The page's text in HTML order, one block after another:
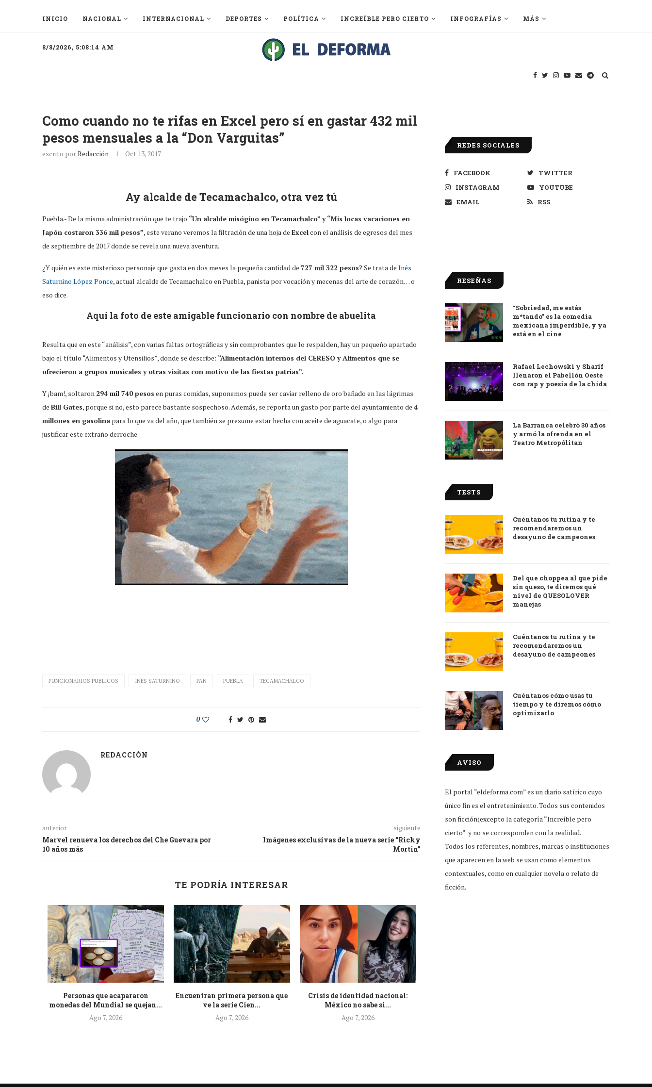
INICIO NACIONAL INTERNACIONAL DEPORTES POLÍTICA INCREÍBLE PERO CIERTO INFOGRAFÍAS MÁS
8/8/2026, 5:08:14 AM
Como cuando no te rifas en Excel pero sí en gastar 432 mil
pesos mensuales a la “Don Varguitas”
escrito porRedacción Oct 13, 2017
Ay alcalde de Tecamachalco, otra vez tú
Puebla.- De la misma administración que te trajo “Un alcalde misógino en Tecamachalco” y “Mis locas vacaciones en
Japón costaron 336 mil pesos”, este verano veremos la filtración de una hoja de Excelcon el análisis de egresos del mes
de septiembre de 2017 donde se revela una nueva aventura.
¿Y quién es este misterioso personaje que gasta en dos meses la pequeña cantidad de 727 mil 322 pesos? Se trata de Inés
Saturnino López Ponce, actual alcalde de Tecamachalco en Puebla, panista por vocación y mecenas del arte de corazón… o
eso dice.
Aquí la foto de este amigable funcionario con nombre de abuelita
Resulta que en este “análisis”, con varias faltas ortográficas y sin comprobantes que lo respalden, hay un pequeño apartado
bajo el título “Alimentos y Utensilios”, donde se describe: “Alimentación internos del CERESO y Alimentos que se
ofrecieron a grupos musicales y otras visitas con motivo de las fiestas patrias”.
Y ¡bam!, soltaron 294 mil 740 pesos en puras comidas, suponemos puede ser caviar relleno de oro bañado en las lágrimas
de Bill Gates, porque si no, esto parece bastante sospechoso. Además, se reporta un gasto por parte del ayuntamiento de 4
millones en gasolina para lo que va del año, que también se presume estar hecha con aceite de aguacate, o algo para
justificar este extraño derroche.
FUNCIONARIOS PUBLICOS INÉS SATURNINO PAN PUEBLA TECAMACHALCO
0
REDACCIÓN
anterior
Marvel renueva los derechos del Che Guevara por
10 años más
siguiente
Imágenes exclusivas de la nueva serie “Ricky
Mortin”
TE PODRÍA INTERESAR
Personas que acapararon
monedas del Mundial se quejan...
Ago 7, 2026
Encuentran primera persona que
ve la serie Cien...
Ago 7, 2026
Crisis de identidad nacional:
México no sabe si...
Ago 7, 2026
REDES SOCIALES
FACEBOOK
TWITTER
INSTAGRAM
YOUTUBE
EMAIL
RSS
RESEÑAS
9.0
“Sobriedad, me estás
m*tando” es la comedia
mexicana imperdible, y ya
está en el cine
Rafael Lechowski y Sharif
llenaron el Pabellón Oeste
con rap y poesía de la chida
La Barranca celebró 30 años
y armó la ofrenda en el
Teatro Metropólitan
TESTS
Cuéntanos tu rutina y te
recomendaremos un
desayuno de campeones
Del que choppea al que pide
sin queso, te diremos qué
nivel de QUESOLOVER
manejas
Cuéntanos tu rutina y te
recomendaremos un
desayuno de campeones
Cuéntanos cómo usas tu
tiempo y te diremos cómo
optimizarlo
AVISO
El portal “eldeforma.com” es un diario satírico cuyo
único fin es el entretenimiento. Todos sus contenidos
son ficción(excepto la categoría “Increíble pero
cierto” y no se corresponden con la realidad.
Todos los referentes, nombres, marcas o instituciones
que aparecen en la web se usan como elementos
contextuales, como en cualquier novela o relato de
ficción.